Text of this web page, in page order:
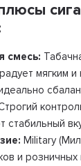
смесь:
мягким
стабильный
Military
и